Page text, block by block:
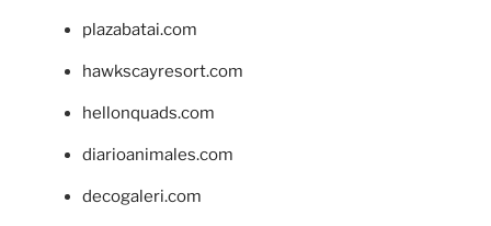
plazabatai.com
hawkscayresort.com
hellonquads.com
diarioanimales.com
decogaleri.com